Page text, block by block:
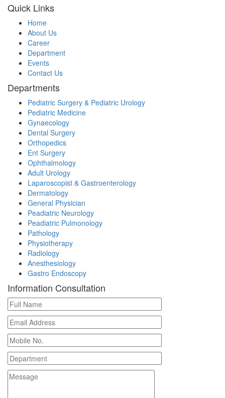
Quick Links
Home
About Us
Career
Department
Events
Contact Us
Departments
Pediatric Surgery & Pediatric Urology
Pediatric Medicine
Gynaecology
Dental Surgery
Orthopedics
Ent Surgery
Ophthalmology
Adult Urology
Laparoscopist & Gastroenterology
Dermatology
General Physician
Peadiatric Neurology
Peadiatric Pulmonology
Pathology
Physiotherapy
Radiology
Anesthesiology
Gastro Endoscopy
Information Consultation